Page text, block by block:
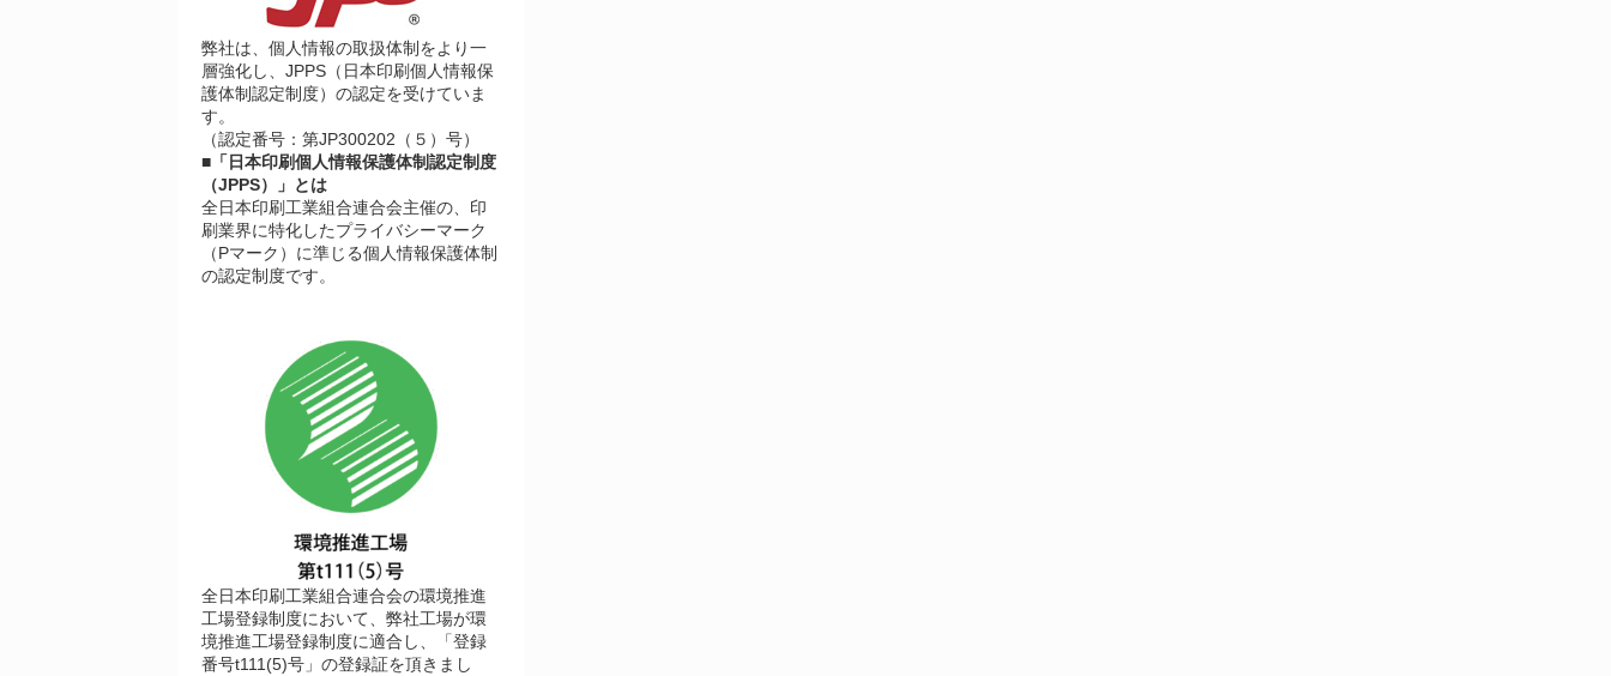
弊社は、個人情報の取扱体制をより一
層強化し、JPPS（日本印刷個人情報保
護体制認定制度）の認定を受けていま
す。
（認定番号：第JP300202（５）号）
■「日本印刷個人情報保護体制認定制度
（JPPS）」とは
全日本印刷工業組合連合会主催の、印
刷業界に特化したプライバシーマーク
（Pマーク）に準じる個人情報保護体制
の認定制度です。
全日本印刷工業組合連合会の環境推進
工場登録制度において、弊社工場が環
境推進工場登録制度に適合し、「登録
番号t111(5)号」の登録証を頂きまし